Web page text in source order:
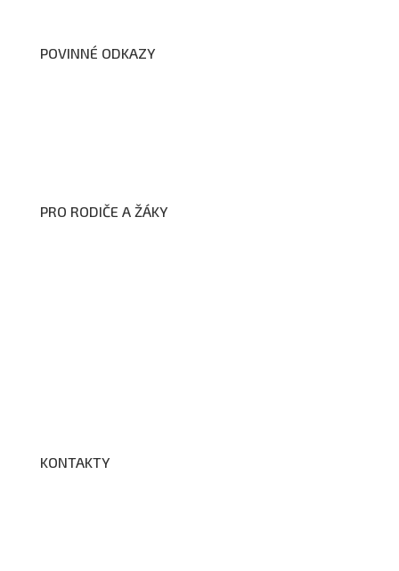
POVINNÉ ODKAZY
PRO RODIČE A ŽÁKY
KONTAKTY